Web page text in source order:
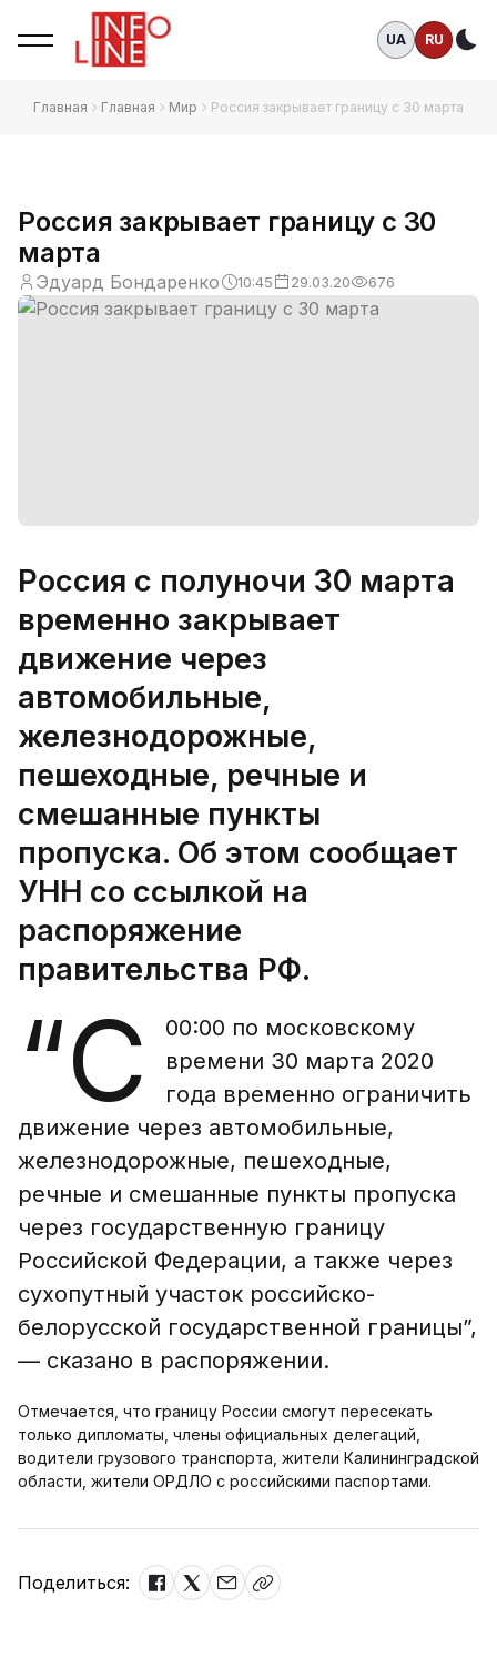
UA RU
Главная Главная Мир Россия закрывает границу с 30 марта
Россия закрывает границу с 30
марта
Эдуард Бондаренко 10:45 29.03.20 676
Россия с полуночи 30 марта
временно закрывает
движение через
автомобильные,
железнодорожные,
пешеходные, речные и
смешанные пункты
пропуска. Об этом сообщает
УНН со ссылкой на
распоряжение
правительства РФ.
“С
00:00 по московскому
времени 30 марта 2020
года временно ограничить
движение через автомобильные,
железнодорожные, пешеходные,
речные и смешанные пункты пропуска
через государственную границу
Российской Федерации, а также через
сухопутный участок российско-
белорусской государственной границы”,
— сказано в распоряжении.
Отмечается, что границу России смогут пересекать
только дипломаты, члены официальных делегаций,
водители грузового транспорта, жители Калининградской
области, жители ОРДЛО с российскими паспортами.
Поделиться: